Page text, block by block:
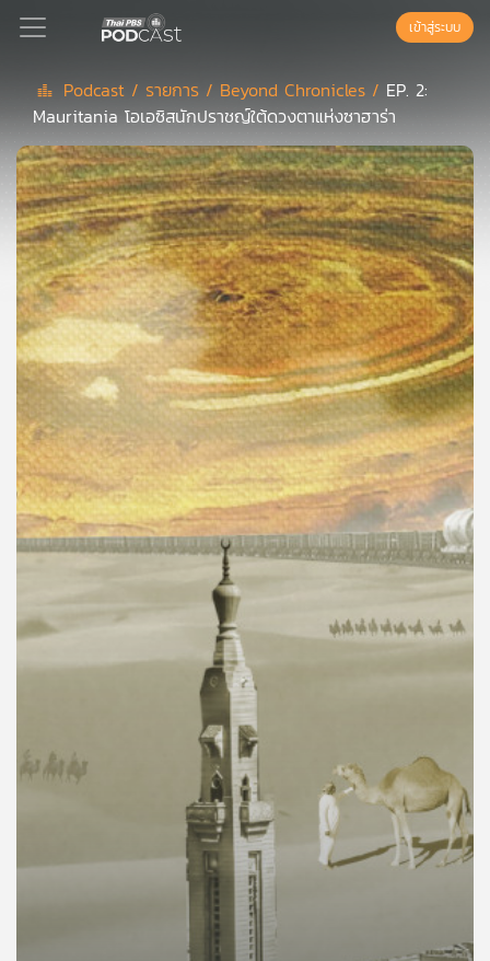
Podcast
เพล
ย์
ลิ
สต์
แนะนำ
เพล
ย์
ลิ
สต์
ของ
คุณ
บทความ
ข่าว
และ
เกี่ยว
เข้าสู่ระบบ
Podcast / รายการ / Beyond Chronicles / EP. 2:
Mauritania โอเอซิสนักปราชญ์ใต้ดวงตาแห่งซาฮาร่า